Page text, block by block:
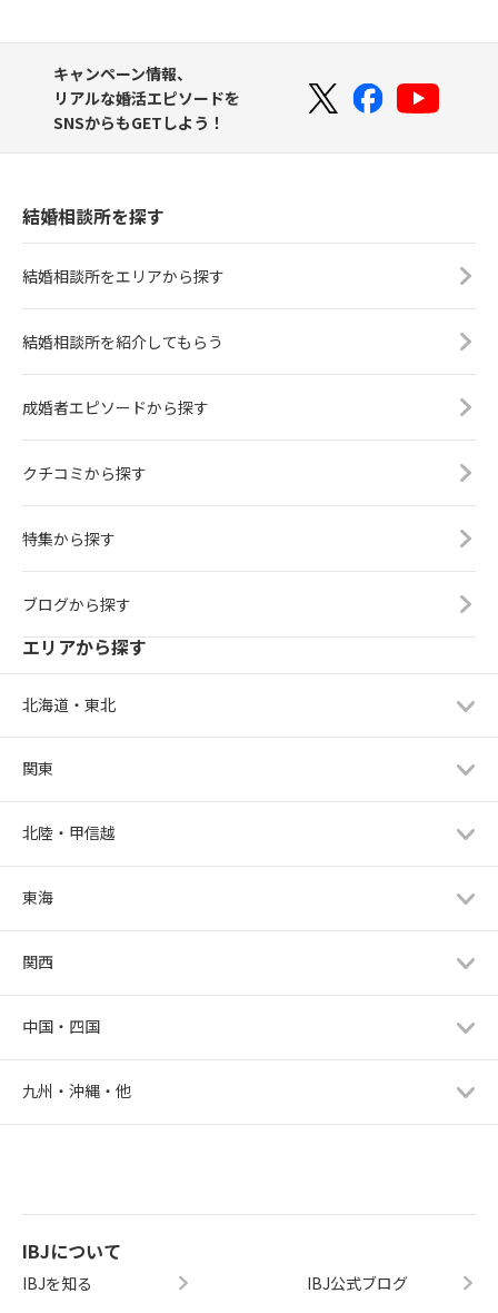
キャンペーン情報、
リアルな婚活エピソードを
SNSからもGETしよう！
結婚相談所を探す
結婚相談所をエリアから探す
結婚相談所を紹介してもらう
成婚者エピソードから探す
クチコミから探す
特集から探す
ブログから探す
エリアから探す
北海道・東北
関東
北陸・甲信越
東海
関西
中国・四国
九州・沖縄・他
IBJについて
IBJを知る IBJ公式ブログ